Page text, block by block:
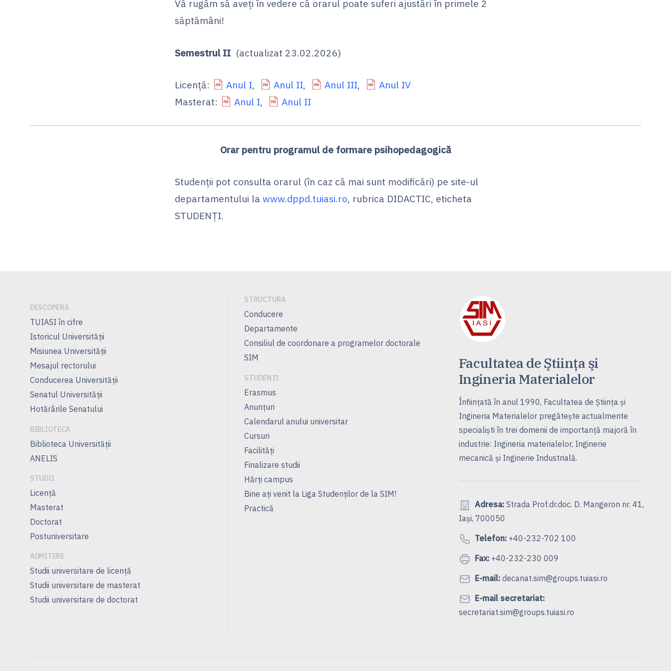
Vă rugăm să aveți în vedere că orarul poate suferi ajustări în primele 2
săptămâni!
Semestrul II (actualizat 23.02.2026)
Licență: Anul I, Anul II, Anul III,
Anul IV
Masterat:
Anul I, Anul II
Orar pentru programul de formare psihopedagogică
Studenții pot consulta orarul (în caz că mai sunt modificări) pe site-ul
departamentului la www.dppd.tuiasi.ro, rubrica DIDACTIC, eticheta
STUDENȚI.
DESCOPERĂ
TUIASI în cifre
Istoricul Universităţii
Misiunea Universităţii
Mesajul rectorului
Conducerea Universităţii
Senatul Universității
Hotărârile Senatului
BIBLIOTECA
Biblioteca Universității
ANELIS
STUDII
Licenţă
Masterat
Doctorat
Postuniversitare
ADMITERE
Studii universitare de licență
Studii universitare de masterat
Studii universitare de doctorat
STRUCTURA
Conducere
Departamente
Consiliul de coordonare a programelor doctorale
SIM
STUDENȚI
Erasmus
Anunţuri
Calendarul anului universitar
Cursuri
Facilităţi
Finalizare studii
Hărţi campus
Bine ați venit la Liga Studenților de la SIM!
Practică
Facultatea de Ştiinţa şi
Ingineria Materialelor
Înfiinţată în anul 1990, Facultatea de Ştiinţa şi
Ingineria Materialelor pregăteşte actualmente
specialişti în trei domenii de importanţă majoră în
industrie: Ingineria materialelor, Inginerie
mecanică şi Inginerie Industrială.
Adresa:Strada Prof.dr.doc. D. Mangeron nr. 41,
Iași, 700050
Telefon:+40-232-702 100
Fax:+40-232-230 009
E-mail:decanat.sim@groups.tuiasi.ro
E-mail secretariat:
secretariat.sim@groups.tuiasi.ro